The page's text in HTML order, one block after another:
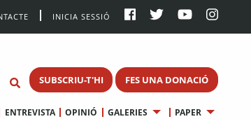
INICIA SESSIÓ
SUBSCRIU-T'HI FES UNA DONACIÓ
ENTREVISTA OPINIÓ GALERIES PAPER